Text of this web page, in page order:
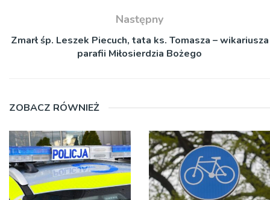
Następny
Zmarł śp. Leszek Piecuch, tata ks. Tomasza – wikariusza
parafii Miłosierdzia Bożego
ZOBACZ RÓWNIEŻ